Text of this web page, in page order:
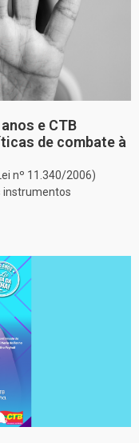
e CTB
de combate à
nº 11.340/2006)
instrumentos